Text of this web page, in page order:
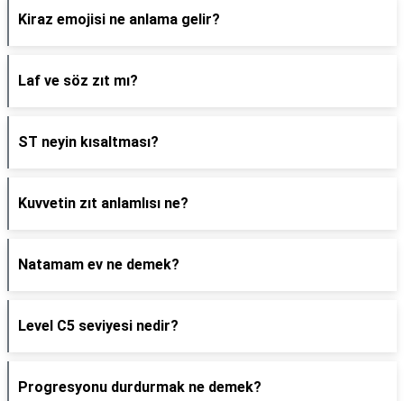
Kiraz emojisi ne anlama gelir?
Laf ve söz zıt mı?
ST neyin kısaltması?
Kuvvetin zıt anlamlısı ne?
Natamam ev ne demek?
Level C5 seviyesi nedir?
Progresyonu durdurmak ne demek?